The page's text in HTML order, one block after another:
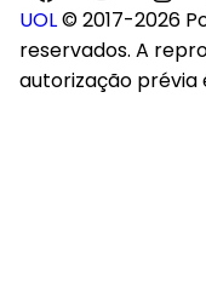
UOL© 2017-2026
reservados. A
autorização prévia